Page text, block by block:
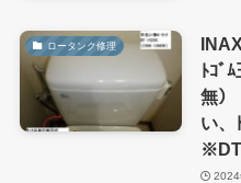
ロータンク修理
ﾄｺﾞ
無
い、